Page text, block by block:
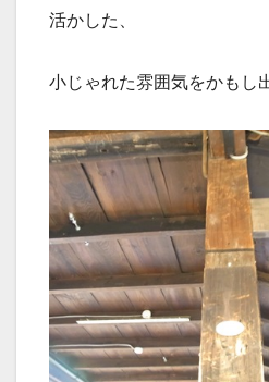
活かした、
小じゃれた雰囲気をかもし